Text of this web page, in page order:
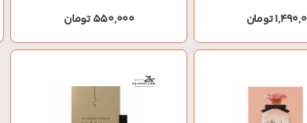
تومان 550,000 تومان